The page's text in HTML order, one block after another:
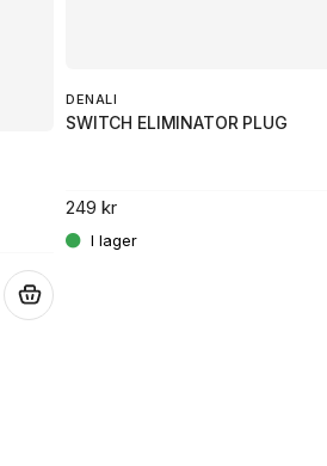
DENALI
SWITCH ELIMINATOR PLUG
249 kr